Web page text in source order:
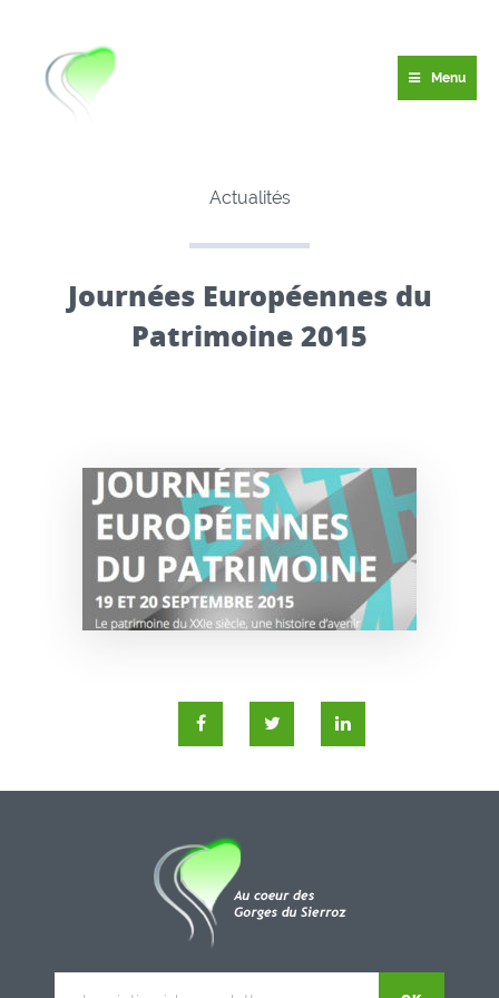
Actualités
Journées Européennes du
Patrimoine 2015
Menu